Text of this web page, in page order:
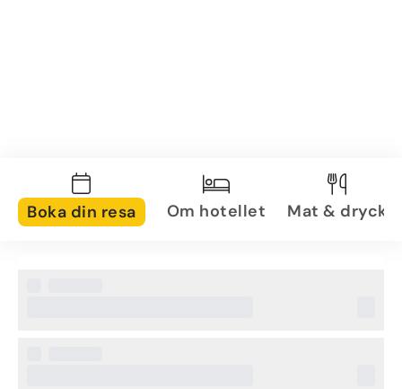
Boka din resa Om hotellet Mat & dryck